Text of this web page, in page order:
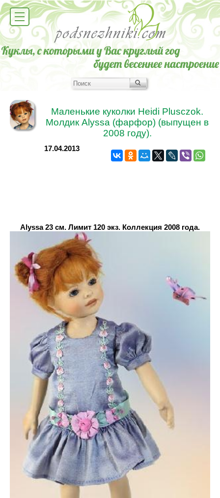
Маленькие куколки Heidi Plusczok.
Молдик Alyssa (фарфор) (выпущен в
2008 году).
17.04.2013
Alyssa 23 см. Лимит 120 экз. Коллекция 2008 года.